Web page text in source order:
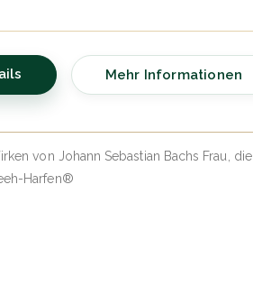
von Johann Sebastian Bachs Frau,
Harfen®
Mehr Informationen